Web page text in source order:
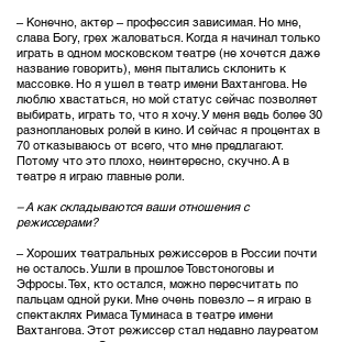
– Конечно, актер – профессия зависимая. Но мне,
слава Богу, грех жаловаться. Когда я начинал только
играть в одном московском театре (не хочется даже
название говорить), меня пытались склонить к
массовке. Но я ушел в театр имени Вахтангова. Не
люблю хвастаться, но мой статус сейчас позволяет
выбирать, играть то, что я хочу. У меня ведь более 30
разноплановых ролей в кино. И сейчас я процентах в
70 отказываюсь от всего, что мне предлагают.
Потому что это плохо, неинтересно, скучно. А в
театре я играю главные роли.
– А как складываются ваши отношения с
режиссерами?
– Хороших театральных режиссеров в России почти
не осталось. Ушли в прошлое Товстоноговы и
Эфросы. Тех, кто остался, можно пересчитать по
пальцам одной руки. Мне очень повезло – я играю в
спектаклях Римаса Туминаса в театре имени
Вахтангова. Этот режиссер стал недавно лауреатом